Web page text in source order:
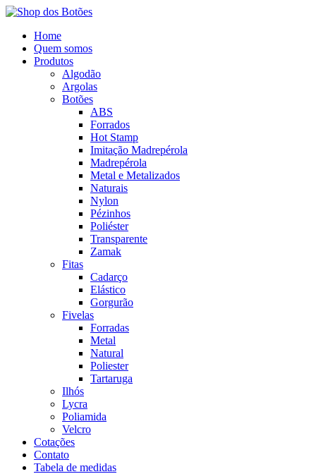
Home
Quem somos
Produtos
Algodão
Argolas
Botões
ABS
Forrados
Hot Stamp
Imitação Madrepérola
Madrepérola
Metal e Metalizados
Naturais
Nylon
Pézinhos
Poliéster
Transparente
Zamak
Fitas
Cadarço
Elástico
Gorgurão
Fivelas
Forradas
Metal
Natural
Poliester
Tartaruga
Ilhós
Lycra
Poliamida
Velcro
Cotações
Contato
Tabela de medidas